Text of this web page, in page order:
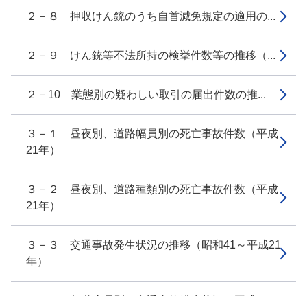
２－８ 押収けん銃のうち自首減免規定の適用の...
２－９ けん銃等不法所持の検挙件数等の推移（...
２－10 業態別の疑わしい取引の届出件数の推...
３－１ 昼夜別、道路幅員別の死亡事故件数（平成
21年）
３－２ 昼夜別、道路種類別の死亡事故件数（平成
21年）
３－３ 交通事故発生状況の推移（昭和41～平成21
年）